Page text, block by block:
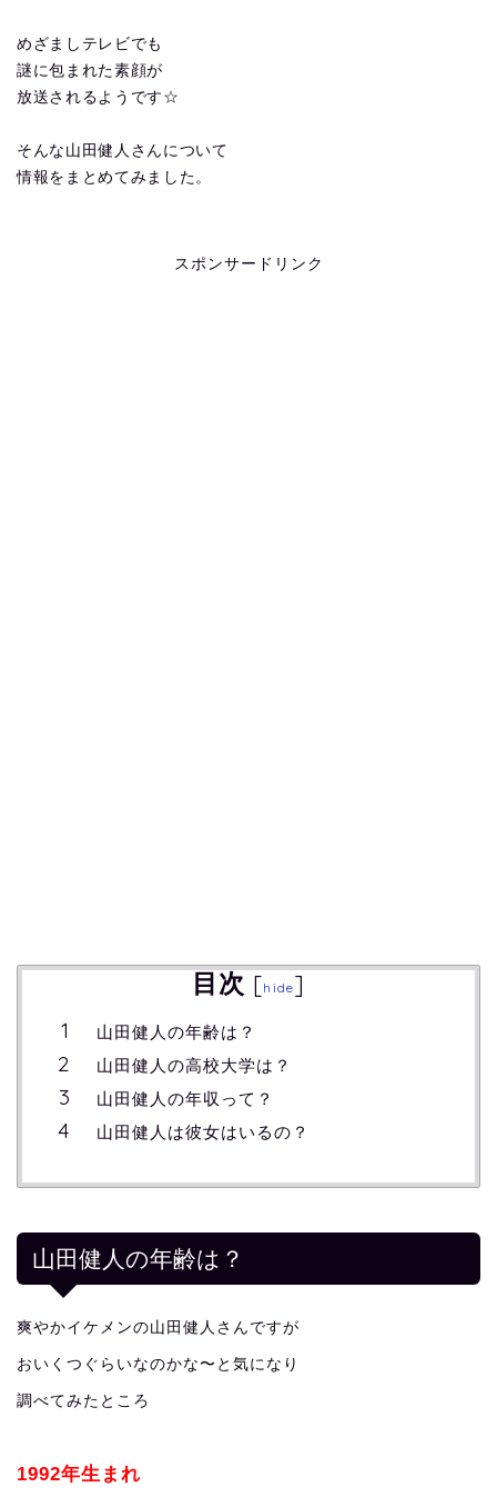
めざましテレビでも
謎に包まれた素顔が
放送されるようです☆
そんな山田健人さんについて
情報をまとめてみました。
スポンサードリンク
目次 [hide]
山田健人の年齢は？
山田健人の高校大学は？
山田健人の年収って？
山田健人は彼女はいるの？
山田健人の年齢は？
爽やかイケメンの山田健人さんですが
おいくつぐらいなのかな〜と気になり
調べてみたところ
1992年生まれ